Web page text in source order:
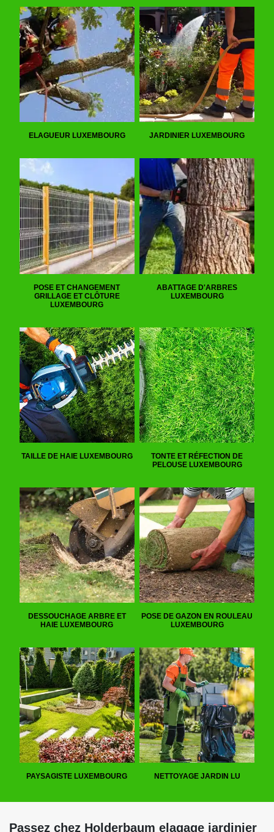
ELAGUEUR LUXEMBOURG JARDINIER LUXEMBOURG
POSE ET CHANGEMENT
GRILLAGE ET CLÔTURE
LUXEMBOURG
ABATTAGE D'ARBRES
LUXEMBOURG
TAILLE DE HAIE LUXEMBOURG
TONTE ET RÉFECTION DE
PELOUSE LUXEMBOURG
DESSOUCHAGE ARBRE ET
HAIE LUXEMBOURG
POSE DE GAZON EN ROULEAU
LUXEMBOURG
PAYSAGISTE LUXEMBOURG NETTOYAGE JARDIN LU
Passez chez Holderbaum elagage jardinier